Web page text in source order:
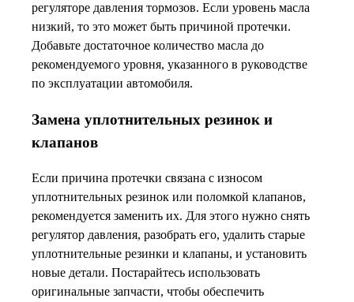
регуляторе давления тормозов. Если уровень масла
низкий, то это может быть причиной протечки.
Добавьте достаточное количество масла до
рекомендуемого уровня, указанного в руководстве
по эксплуатации автомобиля.
Замена уплотнительных резинок и
клапанов
Если причина протечки связана с износом
уплотнительных резинок или поломкой клапанов,
рекомендуется заменить их. Для этого нужно снять
регулятор давления, разобрать его, удалить старые
уплотнительные резинки и клапаны, и установить
новые детали. Постарайтесь использовать
оригинальные запчасти, чтобы обеспечить